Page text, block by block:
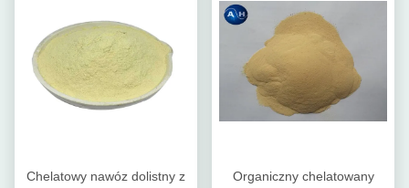
Chelatowy nawóz dolistny z
Organiczny chelatowany